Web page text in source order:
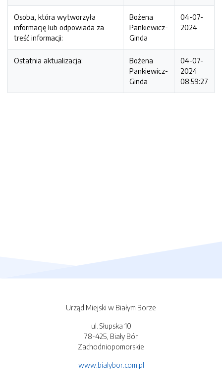
Osoba, która wytworzyła
informację lub odpowiada za
treść informacji:
Bożena
Pankiewicz-
Ginda
04-07-
2024
Ostatnia aktualizacja:
Bożena
Pankiewicz-
Ginda
04-07-
2024
08:59:27
Urząd Miejski w Białym Borze
ul. Słupska 10
78-425, Biały Bór
Zachodniopomorskie
www.bialybor.com.pl